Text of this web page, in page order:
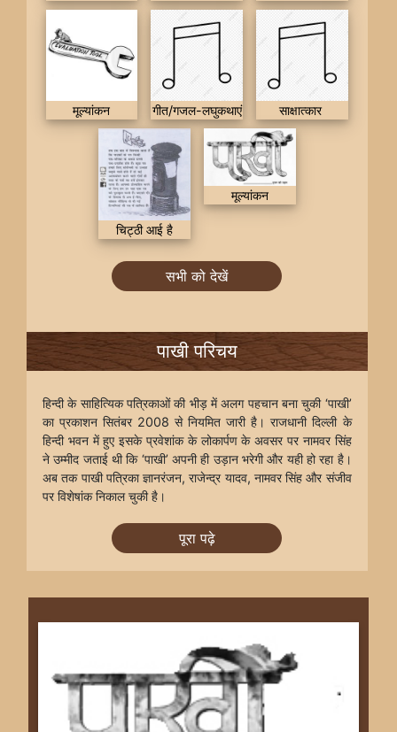
मूल्यांकन गीत/गजल-लघुकथाएं साक्षात्कार
चिट्ठी आई है
मूल्यांकन
सभी को देखें
पाखी परिचय
हिन्दी के साहित्यिक पत्रिकाओं की भीड़ में अलग पहचान बना चुकी ‘पाखी’
का प्रकाशन सितंबर 2008 से नियमित जारी है। राजधानी दिल्ली के
हिन्दी भवन में हुए इसके प्रवेशांक के लोकार्पण के अवसर पर नामवर सिंह
ने उम्मीद जताई थी कि ‘पाखी’ अपनी ही उड़ान भरेगी और यही हो रहा है।
अब तक पाखी पत्रिका ज्ञानरंजन, राजेन्द्र यादव, नामवर सिंह और संजीव
पर विशेषांक निकाल चुकी है।
पूरा पढ़े